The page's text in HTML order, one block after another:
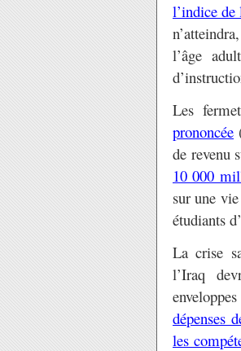
l’indice
l’âge
Les
prononcée
de revenu
10 000
sur une
étudiants
La crise
l’Iraq
dépenses
les